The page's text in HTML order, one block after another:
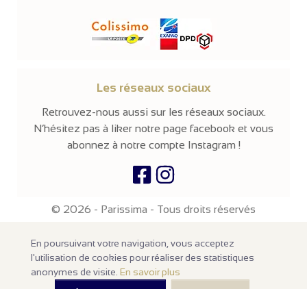
Les réseaux sociaux
Retrouvez-nous aussi sur les réseaux sociaux.
N’hésitez pas à liker notre page facebook et vous
abonnez à notre compte Instagram !
© 2026 - Parissima - Tous droits réservés
En poursuivant votre navigation, vous acceptez
l'utilisation de cookies pour réaliser des statistiques
anonymes de visite. En savoir plus
la beauté. Les prix sont affichés hors taxes. Nos produits sont
vendus à l'unité avec un minimum d'achats de100€ HT